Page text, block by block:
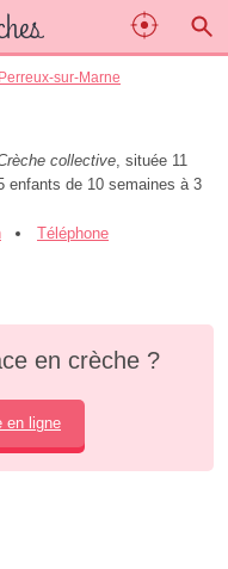
sur-Marne
collective, située 11
enfants de 10 semaines à 3
Téléphone
en crèche ?
en ligne